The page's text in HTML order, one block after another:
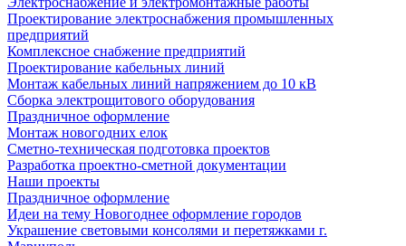
Проектирование электроснабжения промышленных
предприятий
Комплексное снабжение предприятий
Проектирование кабельных линий
Монтаж кабельных линий напряжением до 10 кВ
Сборка электрощитового оборудования
Праздничное оформление
Монтаж новогодних елок
Сметно-техническая подготовка проектов
Разработка проектно-сметной документации
Наши проекты
Праздничное оформление
Идеи на тему Новогоднее оформление городов
Украшение световыми консолями и перетяжками г.